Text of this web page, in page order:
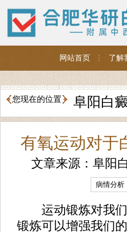
网站首页 了解
您现在的位置 阜阳白
有氧运动对于
文章来源：阜阳
病情分析
运动锻炼对我们
锻炼可以增强我们